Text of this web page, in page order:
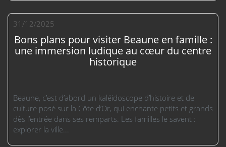
31/12/2025
Bons plans pour visiter Beaune en famille :
une immersion ludique au cœur du centre
historique
Beaune, c’est d’abord un kaléidoscope d’histoire et de
culture posé sur la Côte d’Or, qui enchante petits et grands
dès l’entrée dans ses remparts. Les familles le savent :
explorer la ville...